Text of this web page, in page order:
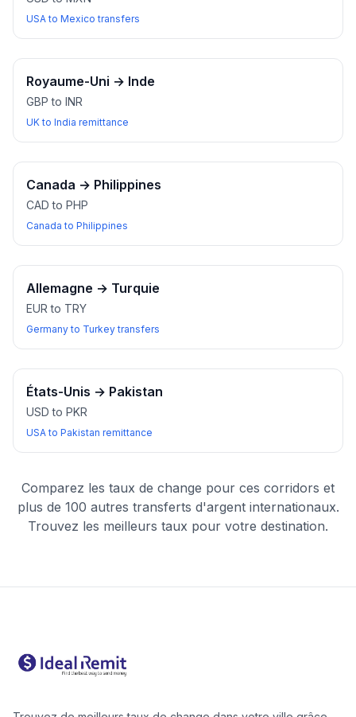
USA to Mexico transfers
Royaume-Uni → Inde
GBP to INR
UK to India remittance
Canada → Philippines
CAD to PHP
Canada to Philippines
Allemagne → Turquie
EUR to TRY
Germany to Turkey transfers
États-Unis → Pakistan
USD to PKR
USA to Pakistan remittance
Comparez les taux de change pour ces corridors et
plus de 100 autres transferts d'argent internationaux.
Trouvez les meilleurs taux pour votre destination.